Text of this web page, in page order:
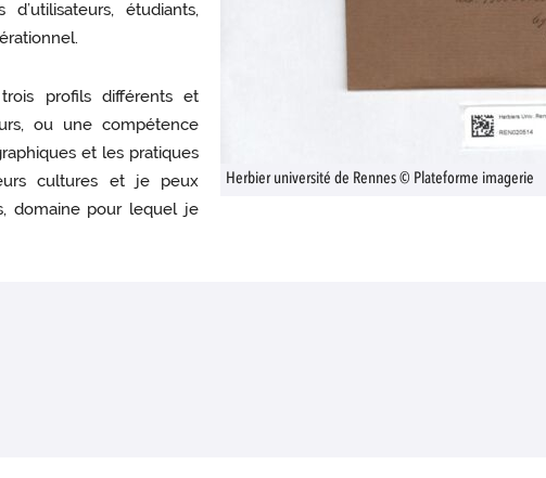
Herbier université de Rennes © Plateforme imagerie
étudiants,
profils différents et
ou une compétence
et les pratiques
cultures et je peux
domaine pour lequel je